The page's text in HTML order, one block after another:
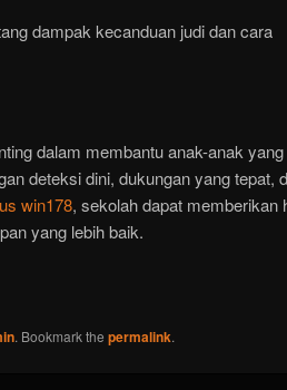
dampak kecanduan judi dan cara
dalam membantu anak-anak yang
deteksi dini, dukungan yang tepat,
win178, sekolah dapat memberikan
yang lebih baik.
. Bookmark the permalink.